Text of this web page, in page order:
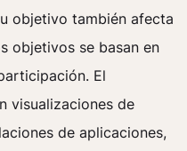
objetivo también afecta
objetivos se basan en
El
visualizaciones de
de aplicaciones,